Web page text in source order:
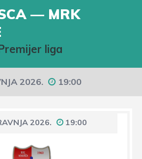
— MRK
liga
2026. 19:00
2026. 19:00